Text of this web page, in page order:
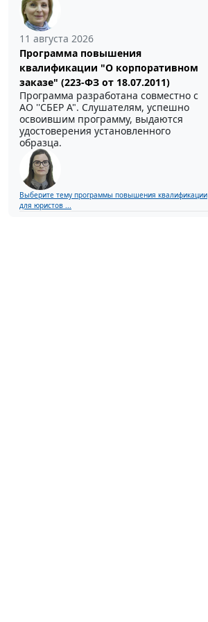
11 августа 2026
Программа повышения
квалификации "О корпоративном
заказе" (223-ФЗ от 18.07.2011)
Программа разработана совместно с
АО ''СБЕР А". Слушателям, успешно
освоившим программу, выдаются
удостоверения установленного
образца.
Выберите тему программы повышения квалификации
для юристов ...